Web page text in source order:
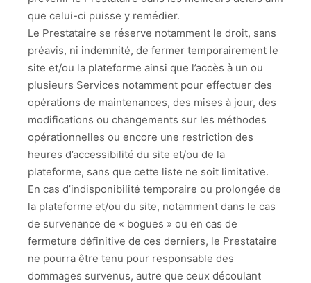
que celui-ci puisse y remédier.
Le Prestataire se réserve notamment le droit, sans
préavis, ni indemnité, de fermer temporairement le
site et/ou la plateforme ainsi que l’accès à un ou
plusieurs Services notamment pour effectuer des
opérations de maintenances, des mises à jour, des
modifications ou changements sur les méthodes
opérationnelles ou encore une restriction des
heures d’accessibilité du site et/ou de la
plateforme, sans que cette liste ne soit limitative.
En cas d’indisponibilité temporaire ou prolongée de
la plateforme et/ou du site, notamment dans le cas
de survenance de « bogues » ou en cas de
fermeture définitive de ces derniers, le Prestataire
ne pourra être tenu pour responsable des
dommages survenus, autre que ceux découlant